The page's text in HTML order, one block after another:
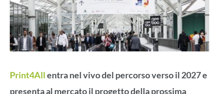
Print4Allentra nel vivo del percorso verso il 2027 e
presenta al mercato il progetto della prossima